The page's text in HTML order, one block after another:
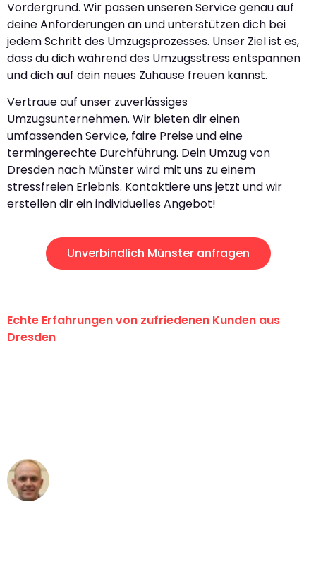
Vordergrund. Wir passen unseren Service genau auf
deine Anforderungen an und unterstützen dich bei
jedem Schritt des Umzugsprozesses. Unser Ziel ist es,
dass du dich während des Umzugsstress entspannen
und dich auf dein neues Zuhause freuen kannst.
Vertraue auf unser zuverlässiges
Umzugsunternehmen. Wir bieten dir einen
umfassenden Service, faire Preise und eine
termingerechte Durchführung. Dein Umzug von
Dresden nach Münster wird mit uns zu einem
stressfreien Erlebnis. Kontaktiere uns jetzt und wir
erstellen dir ein individuelles Angebot!
Unverbindlich Münster anfragen
Echte Erfahrungen von zufriedenen Kunden aus
Dresden